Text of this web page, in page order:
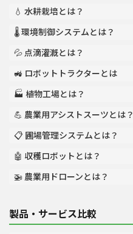
💧 水耕栽培とは？
🌡️ 環境制御システムとは？
💦 点滴灌漑とは？
🚜 ロボットトラクターとは
🏭 植物工場とは？
💪 農業用アシストスーツとは？
📋 圃場管理システムとは？
🤖 収穫ロボットとは？
🚁 農業用ドローンとは？
製品・サービス比較